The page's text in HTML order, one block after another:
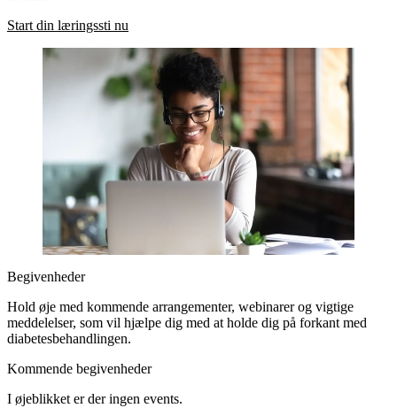
Start din læringssti nu
Begivenheder
Hold øje med kommende arrangementer, webinarer og vigtige
meddelelser, som vil hjælpe dig med at holde dig på forkant med
diabetesbehandlingen.
Kommende begivenheder
I øjeblikket er der ingen events.